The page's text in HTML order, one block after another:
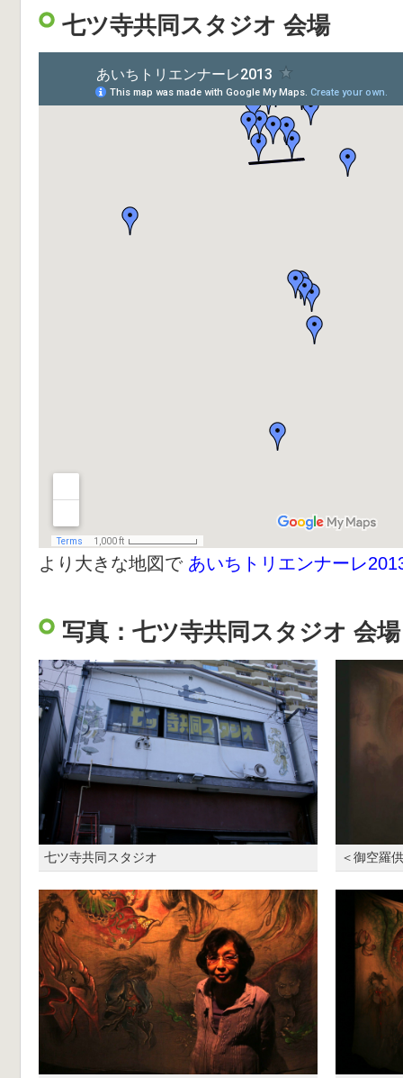
七ツ寺共同スタジオ 会場
より大きな地図で あいちトリエンナーレ
写真：七ツ寺共同スタジオ 会場
七ツ寺共同スタジオ ＜御空羅